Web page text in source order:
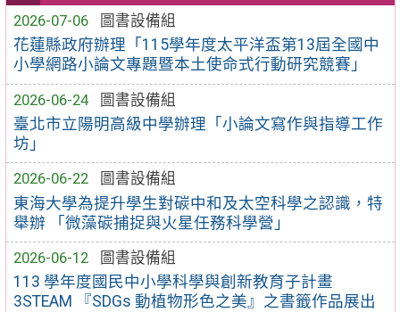
2026-07-06
圖書設備組
花蓮縣政府辦理「115學年度太平洋盃第13屆全國中
小學網路小論文專題暨本土使命式行動研究競賽」
2026-06-24
圖書設備組
臺北市立陽明高級中學辦理「小論文寫作與指導工作
坊」
2026-06-22
圖書設備組
東海大學為提升學生對碳中和及太空科學之認識，特
舉辦 「微藻碳捕捉與火星任務科學營」
2026-06-12
圖書設備組
113 學年度國民中小學科學與創新教育子計畫
3STEAM 『SDGs 動植物形色之美』之書籤作品展出